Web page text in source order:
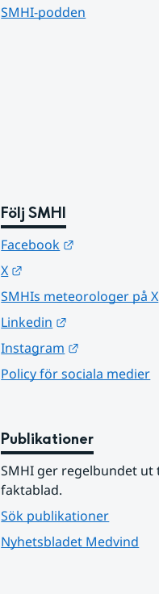
SMHI-podden
Följ SMHI
Facebook
X
SMHIs meteorologer på X
Linkedin
Instagram
Policy för sociala medier
Publikationer
SMHI ger regelbundet
faktablad.
Sök publikationer
Nyhetsbladet Medvind